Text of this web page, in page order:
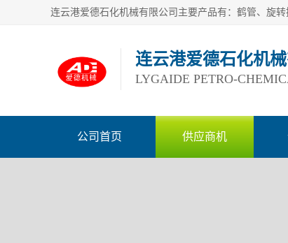
连云港爱德石化机
LYGAIDE PETRO-
公司首页 供应商机